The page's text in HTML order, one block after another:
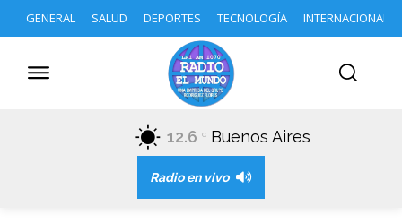
GENERAL SALUD DEPORTES TECNOLOGÍA INTERNACIONAL
12.6 C Buenos Aires
Radio en vivo